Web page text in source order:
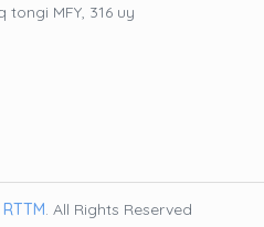
MFY, 316 uy
. All Rights Reserved